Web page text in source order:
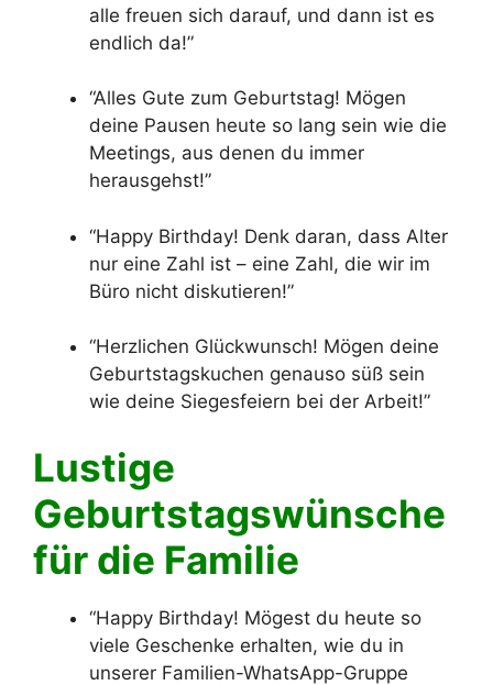
alle freuen sich darauf, und dann ist es
endlich da!”
“Alles Gute zum Geburtstag! Mögen
deine Pausen heute so lang sein wie die
Meetings, aus denen du immer
herausgehst!”
“Happy Birthday! Denk daran, dass Alter
nur eine Zahl ist – eine Zahl, die wir im
Büro nicht diskutieren!”
“Herzlichen Glückwunsch! Mögen deine
Geburtstagskuchen genauso süß sein
wie deine Siegesfeiern bei der Arbeit!”
Lustige
Geburtstagswünsche
für die Familie
“Happy Birthday! Mögest du heute so
viele Geschenke erhalten, wie du in
unserer Familien-WhatsApp-Gruppe